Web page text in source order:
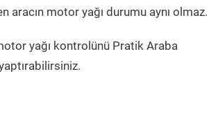
aracın motor yağı durumu aynı olmaz.
yağı kontrolünü Pratik Araba